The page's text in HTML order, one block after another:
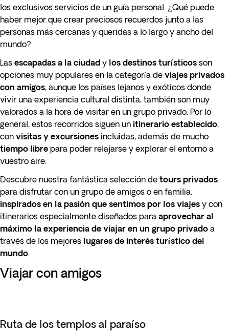
los exclusivos servicios de un guía personal. ¿Qué puede
haber mejor que crear preciosos recuerdos junto a las
personas más cercanas y queridas a lo largo y ancho del
mundo?
Las escapadas a la ciudad y los destinos turísticos son
opciones muy populares en la categoría de viajes privados
con amigos, aunque los países lejanos y exóticos donde
vivir una experiencia cultural distinta, también son muy
valorados a la hora de visitar en un grupo privado. Por lo
general, estos recorridos siguen un itinerario establecido,
con visitas y excursiones incluidas, además de mucho
tiempo libre para poder relajarse y explorar el entorno a
vuestro aire.
Descubre nuestra fantástica selección de tours privados
para disfrutar con un grupo de amigos o en familia,
inspirados en la pasión que sentimos por los viajes y con
itinerarios especialmente diseñados para aprovechar al
máximo la experiencia de viajar en un grupo privado a
través de los mejores lugares de interés turístico del
mundo.
Viajar con amigos
Ruta de los templos al paraíso